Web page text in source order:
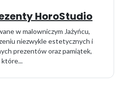
HoroStudio
w malowniczym Jażyńcu,
niezwykle estetycznych i
prezentów oraz pamiątek,
które...